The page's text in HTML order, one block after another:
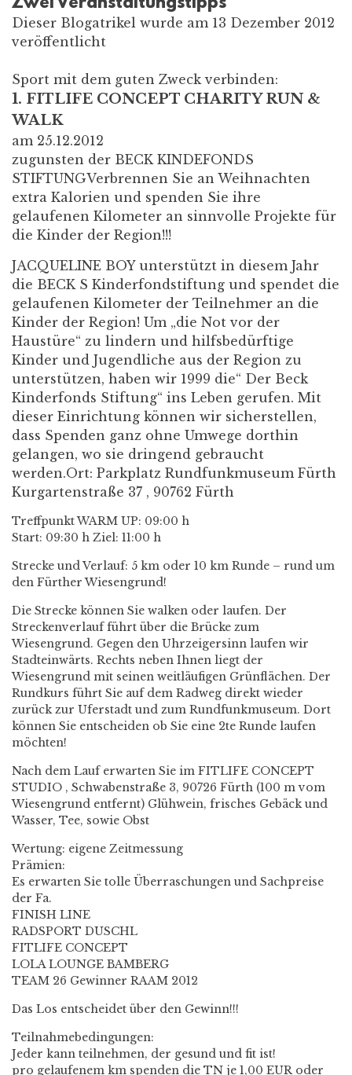
Dieser Blogatrikel wurde am 13 Dezember 2012
veröffentlicht
Sport mit dem guten Zweck verbinden:
1. FITLIFE CONCEPT CHARITY RUN &
WALK
am 25.12.2012
zugunsten der BECK KINDEFONDS
STIFTUNGVerbrennen Sie an Weihnachten
extra Kalorien und spenden Sie ihre
gelaufenen Kilometer an sinnvolle Projekte für
die Kinder der Region!!!
JACQUELINE BOY unterstützt in diesem Jahr
die BECK S Kinderfondstiftung und spendet die
gelaufenen Kilometer der Teilnehmer an die
Kinder der Region! Um „die Not vor der
Haustüre“ zu lindern und hilfsbedürftige
Kinder und Jugendliche aus der Region zu
unterstützen, haben wir 1999 die“ Der Beck
Kinderfonds Stiftung“ ins Leben gerufen. Mit
dieser Einrichtung können wir sicherstellen,
dass Spenden ganz ohne Umwege dorthin
gelangen, wo sie dringend gebraucht
werden.Ort: Parkplatz Rundfunkmuseum Fürth
Kurgartenstraße 37 , 90762 Fürth
Treffpunkt WARM UP: 09:00 h
Start: 09:30 h Ziel: 11:00 h
Strecke und Verlauf: 5 km oder 10 km Runde – rund um
den Fürther Wiesengrund!
Die Strecke können Sie walken oder laufen. Der
Streckenverlauf führt über die Brücke zum
Wiesengrund. Gegen den Uhrzeigersinn laufen wir
Stadteinwärts. Rechts neben Ihnen liegt der
Wiesengrund mit seinen weitläufigen Grünflächen. Der
Rundkurs führt Sie auf dem Radweg direkt wieder
zurück zur Uferstadt und zum Rundfunkmuseum. Dort
können Sie entscheiden ob Sie eine 2te Runde laufen
möchten!
Nach dem Lauf erwarten Sie im FITLIFE CONCEPT
STUDIO , Schwabenstraße 3, 90726 Fürth (100 m vom
Wiesengrund entfernt) Glühwein, frisches Gebäck und
Wasser, Tee, sowie Obst
Wertung: eigene Zeitmessung
Prämien:
Es erwarten Sie tolle Überraschungen und Sachpreise
der Fa.
FINISH LINE
RADSPORT DUSCHL
FITLIFE CONCEPT
LOLA LOUNGE BAMBERG
TEAM 26 Gewinner RAAM 2012
Das Los entscheidet über den Gewinn!!!
Teilnahmebedingungen:
Jeder kann teilnehmen, der gesund und fit ist!
pro gelaufenem km spenden die TN je 1,00 EUR oder